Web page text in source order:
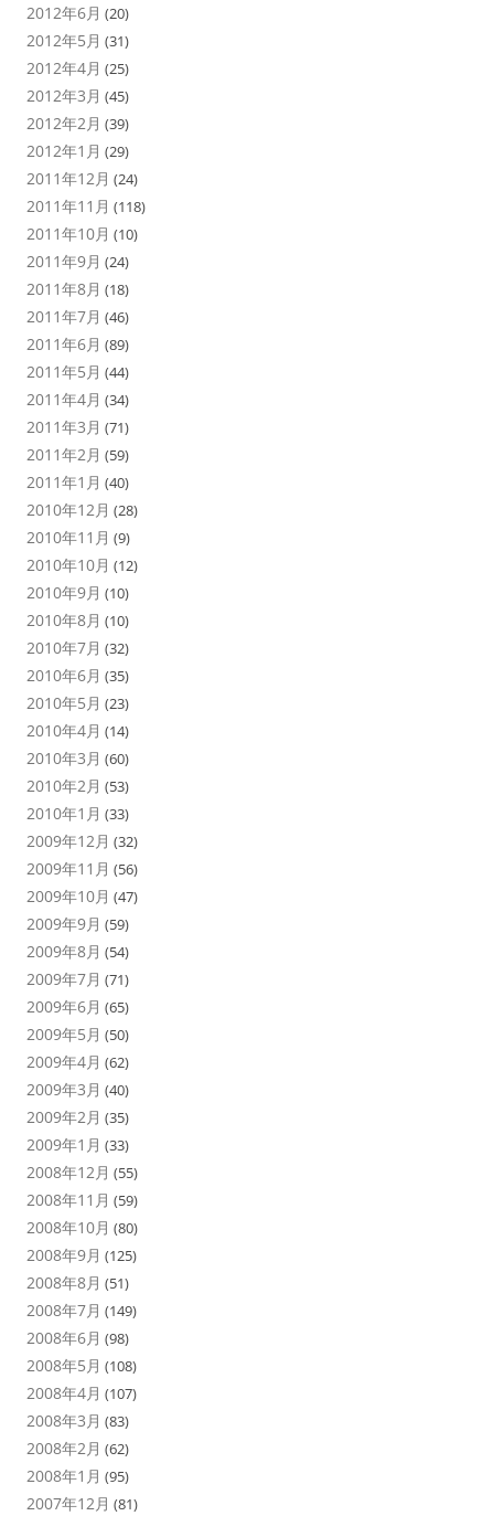
2012年6月 (20)
2012年5月 (31)
2012年4月 (25)
2012年3月 (45)
2012年2月 (39)
2012年1月 (29)
2011年12月 (24)
2011年11月 (118)
2011年10月 (10)
2011年9月 (24)
2011年8月 (18)
2011年7月 (46)
2011年6月 (89)
2011年5月 (44)
2011年4月 (34)
2011年3月 (71)
2011年2月 (59)
2011年1月 (40)
2010年12月 (28)
2010年11月 (9)
2010年10月 (12)
2010年9月 (10)
2010年8月 (10)
2010年7月 (32)
2010年6月 (35)
2010年5月 (23)
2010年4月 (14)
2010年3月 (60)
2010年2月 (53)
2010年1月 (33)
2009年12月 (32)
2009年11月 (56)
2009年10月 (47)
2009年9月 (59)
2009年8月 (54)
2009年7月 (71)
2009年6月 (65)
2009年5月 (50)
2009年4月 (62)
2009年3月 (40)
2009年2月 (35)
2009年1月 (33)
2008年12月 (55)
2008年11月 (59)
2008年10月 (80)
2008年9月 (125)
2008年8月 (51)
2008年7月 (149)
2008年6月 (98)
2008年5月 (108)
2008年4月 (107)
2008年3月 (83)
2008年2月 (62)
2008年1月 (95)
2007年12月 (81)